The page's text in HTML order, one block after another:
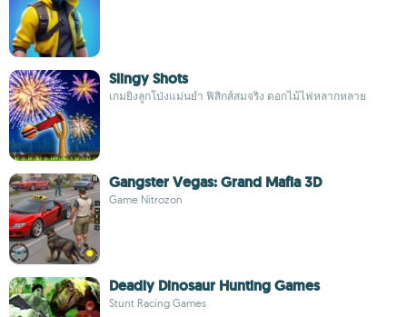
Slingy Shots
เกมยิงลูกโป่งแม่นยำ ฟิสิกส์สมจริง ดอกไม้ไฟหลากหลาย
Gangster Vegas: Grand Mafia 3D
Game Nitrozon
Deadly Dinosaur Hunting Games
Stunt Racing Games